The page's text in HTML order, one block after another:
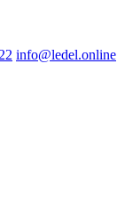
info@ledel.online